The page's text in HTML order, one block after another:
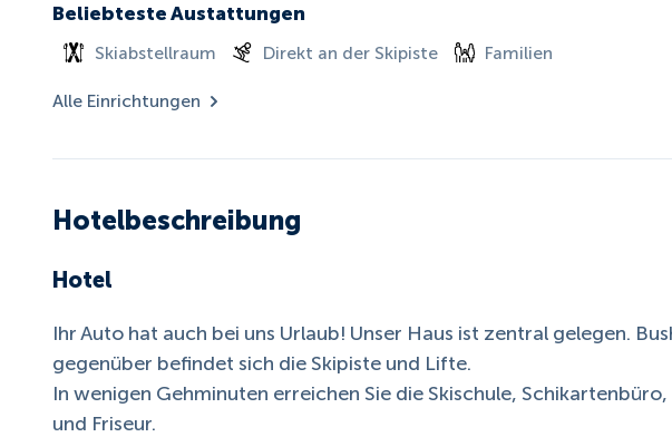
Beliebteste Austattungen
Skiabstellraum Direkt an der Skipiste Familien
Alle Einrichtungen
Hotelbeschreibung
Hotel
Ihr Auto hat auch bei uns Urlaub! Unser Haus ist zentral gelegen.
gegenüber befindet sich die Skipiste und Lifte.
In wenigen Gehminuten erreichen Sie die Skischule,
und Friseur.